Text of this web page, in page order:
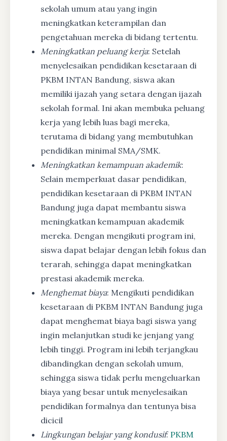
sekolah umum atau yang ingin
meningkatkan keterampilan dan
pengetahuan mereka di bidang tertentu.
Meningkatkan peluang kerja: Setelah
menyelesaikan pendidikan kesetaraan di
PKBM INTAN Bandung, siswa akan
memiliki ijazah yang setara dengan ijazah
sekolah formal. Ini akan membuka peluang
kerja yang lebih luas bagi mereka,
terutama di bidang yang membutuhkan
pendidikan minimal SMA/SMK.
Meningkatkan kemampuan akademik:
Selain memperkuat dasar pendidikan,
pendidikan kesetaraan di PKBM INTAN
Bandung juga dapat membantu siswa
meningkatkan kemampuan akademik
mereka. Dengan mengikuti program ini,
siswa dapat belajar dengan lebih fokus dan
terarah, sehingga dapat meningkatkan
prestasi akademik mereka.
Menghemat biaya: Mengikuti pendidikan
kesetaraan di PKBM INTAN Bandung juga
dapat menghemat biaya bagi siswa yang
ingin melanjutkan studi ke jenjang yang
lebih tinggi. Program ini lebih terjangkau
dibandingkan dengan sekolah umum,
sehingga siswa tidak perlu mengeluarkan
biaya yang besar untuk menyelesaikan
pendidikan formalnya dan tentunya bisa
dicicil
Lingkungan belajar yang kondusif: PKBM